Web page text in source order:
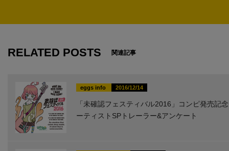
RELATED POSTS 関連記事
eggs info 2016/12/14
「未確認フェスティバル2016」コンピ発売記
ーティストSPトレーラー&アンケート